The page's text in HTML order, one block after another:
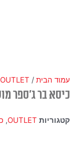
עמוד הבית /
OUTLET
כיסא בר ג'ספר
קטגוריות OUTLET
,